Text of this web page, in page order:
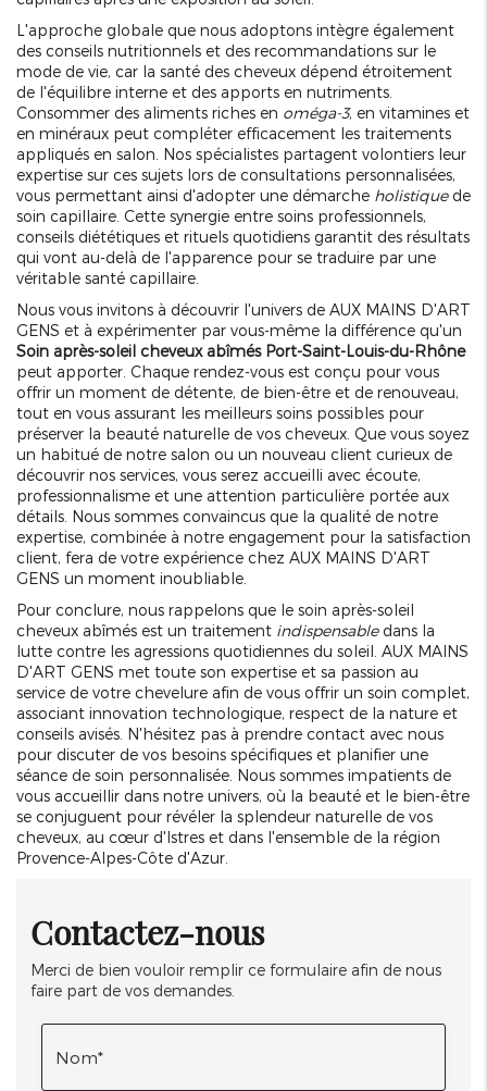
L'approche globale que nous adoptons intègre également
des conseils nutritionnels et des recommandations sur le
mode de vie, car la santé des cheveux dépend étroitement
de l'équilibre interne et des apports en nutriments.
Consommer des aliments riches en oméga-3, en vitamines et
en minéraux peut compléter efficacement les traitements
appliqués en salon. Nos spécialistes partagent volontiers leur
expertise sur ces sujets lors de consultations personnalisées,
vous permettant ainsi d'adopter une démarche holistiquede
soin capillaire. Cette synergie entre soins professionnels,
conseils diététiques et rituels quotidiens garantit des résultats
qui vont au-delà de l'apparence pour se traduire par une
véritable santé capillaire.
Nous vous invitons à découvrir l'univers de AUX MAINS D'ART
GENS et à expérimenter par vous-même la différence qu'un
Soin après-soleil cheveux abîmés Port-Saint-Louis-du-Rhône
peut apporter. Chaque rendez-vous est conçu pour vous
offrir un moment de détente, de bien-être et de renouveau,
tout en vous assurant les meilleurs soins possibles pour
préserver la beauté naturelle de vos cheveux. Que vous soyez
un habitué de notre salon ou un nouveau client curieux de
découvrir nos services, vous serez accueilli avec écoute,
professionnalisme et une attention particulière portée aux
détails. Nous sommes convaincus que la qualité de notre
expertise, combinée à notre engagement pour la satisfaction
client, fera de votre expérience chez AUX MAINS D'ART
GENS un moment inoubliable.
Pour conclure, nous rappelons que le soin après-soleil
cheveux abîmés est un traitement indispensabledans la
lutte contre les agressions quotidiennes du soleil. AUX MAINS
D'ART GENS met toute son expertise et sa passion au
service de votre chevelure afin de vous offrir un soin complet,
associant innovation technologique, respect de la nature et
conseils avisés. N'hésitez pas à prendre contact avec nous
pour discuter de vos besoins spécifiques et planifier une
séance de soin personnalisée. Nous sommes impatients de
vous accueillir dans notre univers, où la beauté et le bien-être
se conjuguent pour révéler la splendeur naturelle de vos
cheveux, au cœur d'Istres et dans l'ensemble de la région
Provence-Alpes-Côte d'Azur.
Contactez-nous
Merci de bien vouloir remplir ce formulaire afin de nous
faire part de vos demandes.